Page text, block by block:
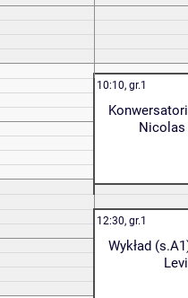
10:10, gr.1
Nicolas
12:30, gr.1
Wykład
Levi